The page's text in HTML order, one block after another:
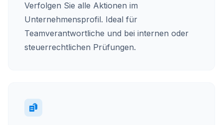
Verfolgen Sie alle Aktionen im
Unternehmensprofil. Ideal für
Teamverantwortliche und bei internen oder
steuerrechtlichen Prüfungen.